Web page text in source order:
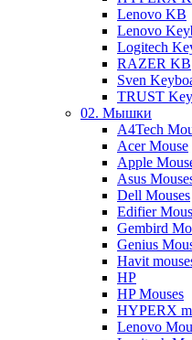
Lenovo KB
Lenovo
Logitech
RAZER KB
Sven
TRUST
02. Мышки
A4Tech
Acer Mouse
Apple
Asus
Dell Mouses
Edifier
Gembird
Genius
Havit
HP
HP Mouses
HYPERX
Lenovo